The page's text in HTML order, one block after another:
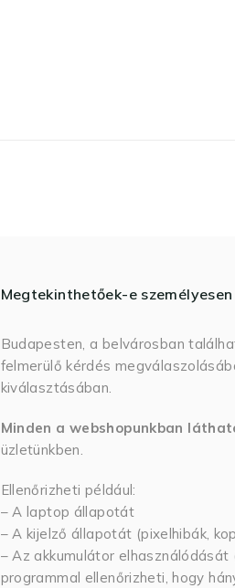
Megtekinthetőek-e
Budapesten, a belvárosban
felmerülő kérdés
kiválasztásában.
Minden a webshopunkban
üzletünkben.
Ellenőrizheti például:
– A laptop állapotát
– A kijelző állapotát (pixelhibák,
– Az akkumulátor
programmal ellenőrizheti, hogy